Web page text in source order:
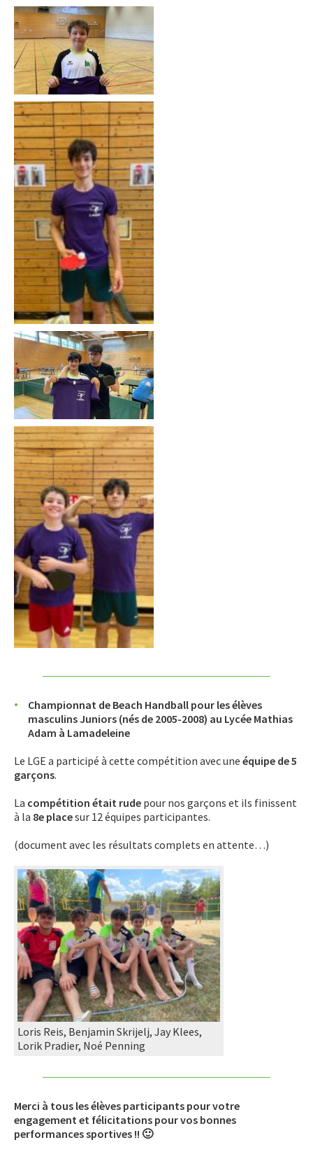
Championnat de Beach Handball pour les élèves
masculins Juniors (nés de 2005-2008) au Lycée Mathias
Adam à Lamadeleine
Le LGE a participé à cette compétition avec une équipe de 5
garçons.
La compétition était rude pour nos garçons et ils finissent
à la 8e placesur 12 équipes participantes.
(document avec les résultats complets en attente…)
Loris Reis, Benjamin Skrijelj, Jay Klees,
Lorik Pradier, Noé Penning
Merci à tous les élèves participants pour votre
engagement et félicitations pour vos bonnes
performances sportives !! 🙂